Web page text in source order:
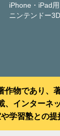
iPhone・iPad
ニンテンドー
物であり、
インターネ
学習塾との提